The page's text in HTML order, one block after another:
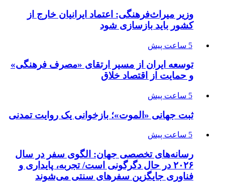
وزیر میراث‌فرهنگی: اعتماد ایرانیان خارج از
کشور باید بازسازی شود
5 ساعت پیش
توسعه ایران از مسیر ارتقای «مصرف فرهنگی»
و حمایت از اقتصاد خلاق
5 ساعت پیش
ثبت جهانی «الموت»؛ بازخوانی یک روایت تمدنی
5 ساعت پیش
رسانه‌های تخصصی جهان: الگوی سفر در سال
۲۰۲۶ در حال دگرگونی است/ تجربه، پایداری و
فناوری جایگزین سفرهای سنتی می‌شوند